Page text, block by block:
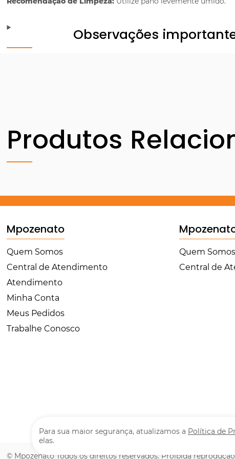
Para sua maior segurança, atualizamos a Política de
elas.
Observações
Produtos
Mpozenato
Quem Somos
Central de Atendimento
Atendimento
Minha Conta
Meus Pedidos
Trabalhe Conosco
Quem Somos
Central de
© Mpozenato Todos os direitos reservados. Proibida